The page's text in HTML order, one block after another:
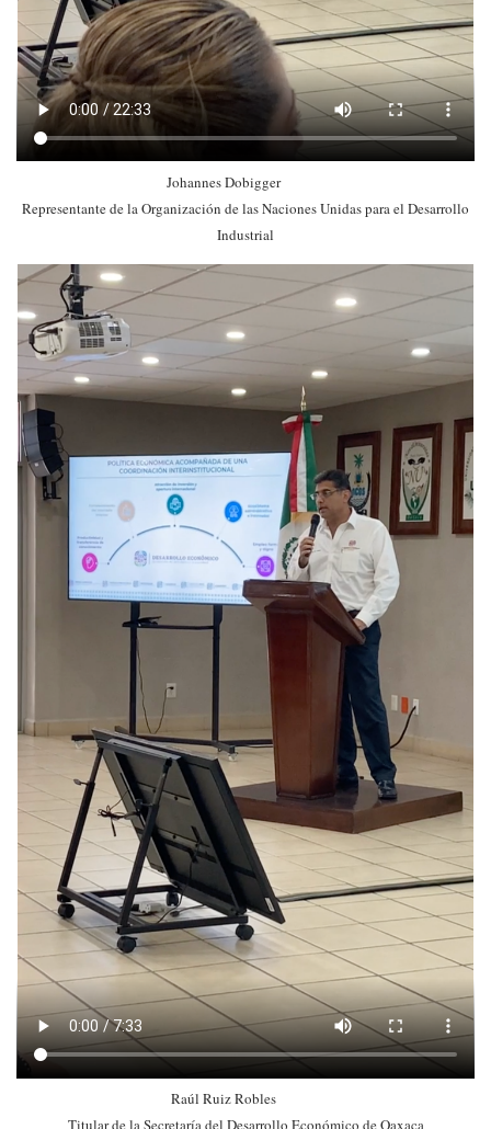
Johannes Dobigger
Representante de la Organización de las Naciones Unidas para el Desarrollo
Industrial
Raúl Ruiz Robles
Titular de la Secretaría del Desarrollo Económico de Oaxaca